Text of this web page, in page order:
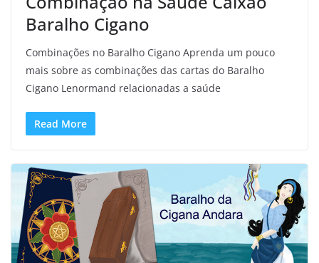
Baralho Cigano
Combinações no Baralho Cigano Aprenda um pouco
mais sobre as combinações das cartas do Baralho
Cigano Lenormand relacionadas a saúde
Read More